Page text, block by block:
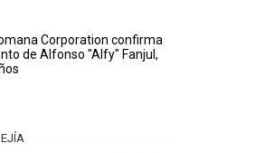
Corporation confirma
de Alfonso "Alfy" Fanjul,